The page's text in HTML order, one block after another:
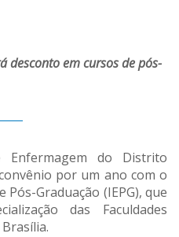
desconto em cursos de pós-
Enfermagem do Distrito
por um ano com o
Graduação (IEPG), que
das Faculdades